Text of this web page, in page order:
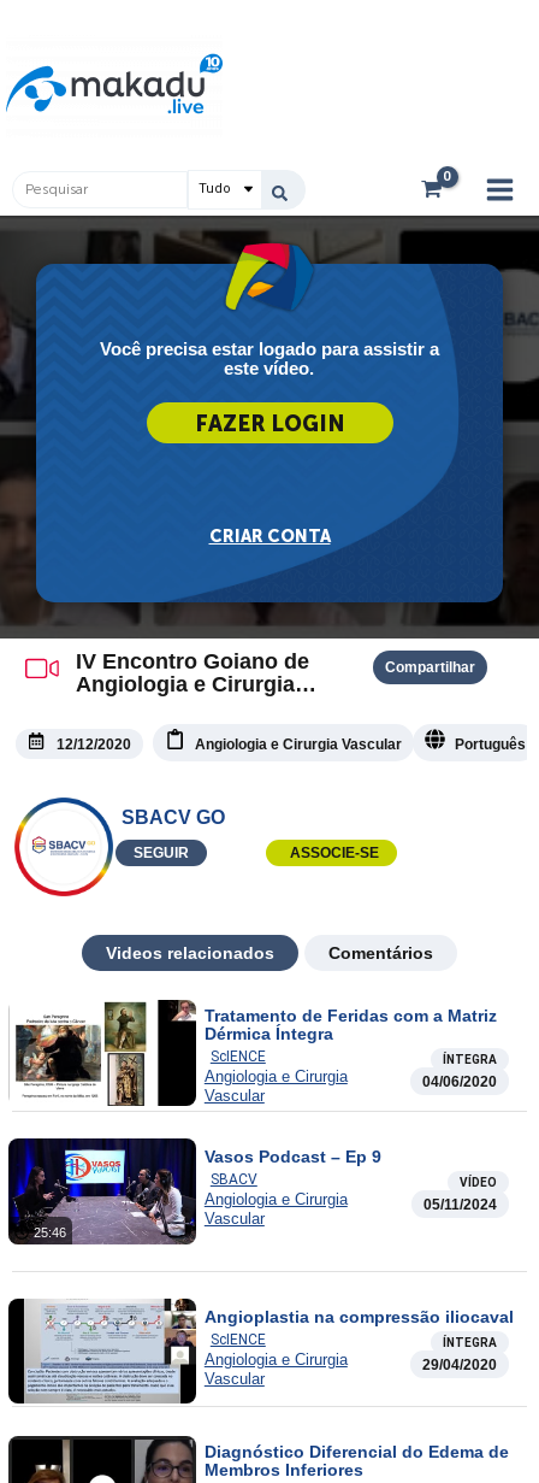
conteúdo
Pesquisar
...
Você precisa estar logado para assistir a
este vídeo.
IV Encontro Goiano de
Angiologia e Cirurgia
Compartilhar
12/12/2020 Angiologia e Cirurgia Vascular Português
SBACV GO
SEGUIR ASSOCIE-SE
Videos relacionados Comentários
Tratamento de Feridas com a Matriz
Dérmica Íntegra
ScIENCE ÍNTEGRA
Angiologia e Cirurgia
Vascular
04/06/2020
25:46
Vasos Podcast – Ep 9
SBACV VÍDEO
Angiologia e Cirurgia
Vascular
05/11/2024
Angioplastia na compressão iliocaval
ScIENCE ÍNTEGRA
Angiologia e Cirurgia
Vascular
29/04/2020
Diagnóstico Diferencial do Edema de
Membros Inferiores